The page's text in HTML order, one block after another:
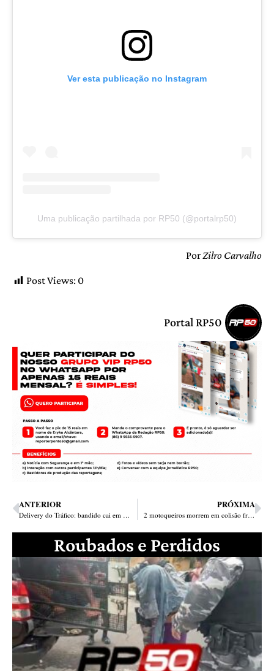
Ver esta publicação no Instagram
Uma publicação partilhada por RP50 (@portalrp50)
Por Zilro Carvalho
Post Views: 0
Portal RP50
ANTERIOR
Delivery do Tráfico: bandido cai em blitz com cocaína, maquineta e notinhas de vendas
PRÓXIMA
2 motoqueiros morrem em colisão frontal em Timon; 3º ferido socorrido
Roubados e Perdidos